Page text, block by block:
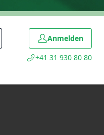
Anmelden
+41 31 930 80 80